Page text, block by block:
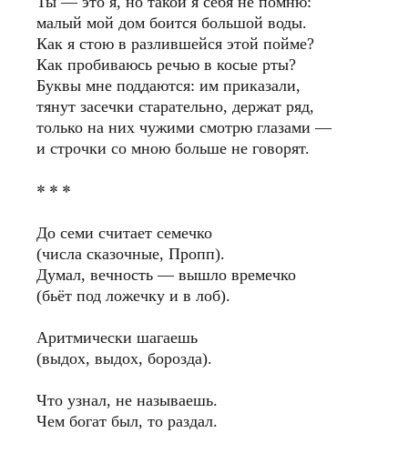
малый мой дом боится большой воды.
Как я стою в разлившейся этой пойме?
Как пробиваюсь речью в косые рты?
Буквы мне поддаются: им приказали,
тянут засечки старательно, держат ряд,
только на них чужими смотрю глазами —
и строчки со мною больше не говорят.
* * *
До семи считает семечко
(числа сказочные, Пропп).
Думал, вечность — вышло времечко
(бьёт под ложечку и в лоб).
Аритмически шагаешь
(выдох, выдох, борозда).
Что узнал, не называешь.
Чем богат был, то раздал.